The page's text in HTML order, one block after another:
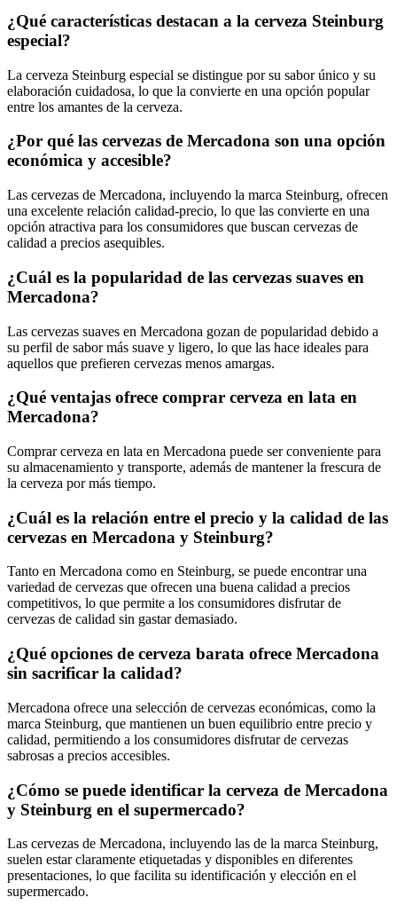
¿Qué características destacan a la cerveza Steinburg
especial?
La cerveza Steinburg especial se distingue por su sabor único y su
elaboración cuidadosa, lo que la convierte en una opción popular
entre los amantes de la cerveza.
¿Por qué las cervezas de Mercadona son una opción
económica y accesible?
Las cervezas de Mercadona, incluyendo la marca Steinburg, ofrecen
una excelente relación calidad-precio, lo que las convierte en una
opción atractiva para los consumidores que buscan cervezas de
calidad a precios asequibles.
¿Cuál es la popularidad de las cervezas suaves en
Mercadona?
Las cervezas suaves en Mercadona gozan de popularidad debido a
su perfil de sabor más suave y ligero, lo que las hace ideales para
aquellos que prefieren cervezas menos amargas.
¿Qué ventajas ofrece comprar cerveza en lata en
Mercadona?
Comprar cerveza en lata en Mercadona puede ser conveniente para
su almacenamiento y transporte, además de mantener la frescura de
la cerveza por más tiempo.
¿Cuál es la relación entre el precio y la calidad de las
cervezas en Mercadona y Steinburg?
Tanto en Mercadona como en Steinburg, se puede encontrar una
variedad de cervezas que ofrecen una buena calidad a precios
competitivos, lo que permite a los consumidores disfrutar de
cervezas de calidad sin gastar demasiado.
¿Qué opciones de cerveza barata ofrece Mercadona
sin sacrificar la calidad?
Mercadona ofrece una selección de cervezas económicas, como la
marca Steinburg, que mantienen un buen equilibrio entre precio y
calidad, permitiendo a los consumidores disfrutar de cervezas
sabrosas a precios accesibles.
¿Cómo se puede identificar la cerveza de Mercadona
y Steinburg en el supermercado?
Las cervezas de Mercadona, incluyendo las de la marca Steinburg,
suelen estar claramente etiquetadas y disponibles en diferentes
presentaciones, lo que facilita su identificación y elección en el
supermercado.